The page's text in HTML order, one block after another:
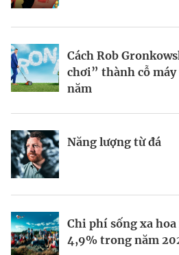
Cách Rob
chơi” thành cỗ
năm
Năng lượng từ đá
Chi phí sống xa
4,9% trong năm
Thợ săn khoản vay
Nếu biết tận dụng,
công ty tốt hơn
Định vị doanh
kinh tế toàn cầu
BRANDCONNECT | Brand
Champagne hàng
mùa lễ hội
Kết nối liên vùng:
Mukesh Ambani
điều hành Reliance